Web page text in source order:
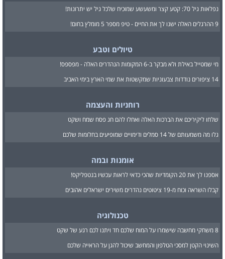
נפלאות גיל 70: קטע קצר ומשעשע שמוכיח שלכל גיל יש יתרונות!
9 ההרגלים האלה ישנו לך את החיים - טיפ מספר 5 מומלץ בחום!
טיולים וטבע
מי שמטייל באילת ולא מבקר ב-6 המקומות הנהדרים האלה - מפספס!
14 ציפורים נודדות צבעוניות שמקשטות את שמי הארץ בימי האביב
רוחניות והעצמה
שלחו ליקיריכם את הברכות האלה ואחלו להם חג פסח שמח ושקט
גלו מה משמעותם של 14 סמלים ודימויים שמופיעים בחלומות שלכם
אומנות ובמה
אספנו לך את 20 הקומדיות שהכי כדאי לראות עכשיו בנטפליקס!
קבלו השראה וכוח מ-19 ציטוטים נהדרים משירים ישראלים אהובים
טכנולוגיה
8 משחקי מחשבה שישמרו על המוח שלכם חד ויתנו לכם רגע של שקט
השינוי הקטן למסכי הטלפון והמחשב שיכול להגן על הראייה שלכם